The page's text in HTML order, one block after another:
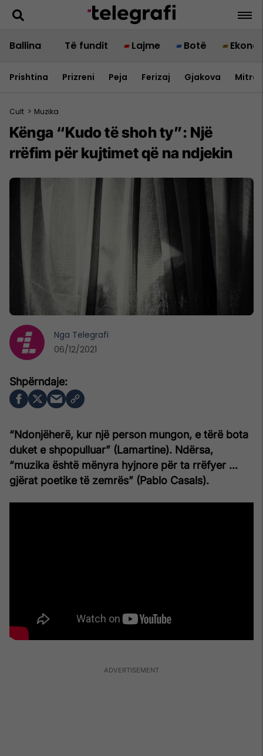
Ballina Të fundit Lajme Botë
Prishtina Prizreni Peja Ferizaj Gjakova
Cult > Muzika
Kënga “Kudo të shoh ty”: Një
rrëfim për kujtimet që na ndjekin
“Ndonjëherë, kur një person mungon, e tërë bota
duket e shpopulluar” (Lamartine). Ndërsa,
“muzika është mënyra hyjnore për ta rrëfyer ...
gjërat poetike të zemrës” (Pablo Casals).
Nga Telegrafi
06/12/2021